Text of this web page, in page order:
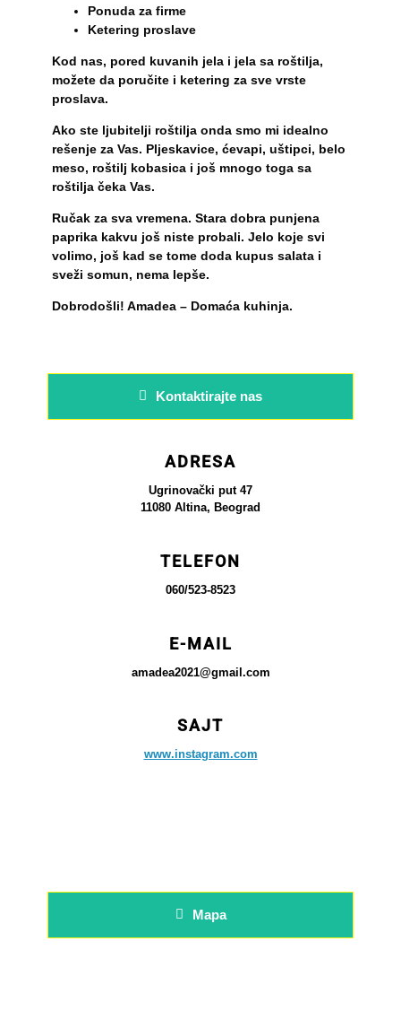
Ponuda za firme
Ketering proslave
Kod nas, pored kuvanih jela i jela sa roštilja,
možete da poručite i ketering za sve vrste
proslava.
Ako ste ljubitelji roštilja onda smo mi idealno
rešenje za Vas. Pljeskavice, ćevapi, uštipci, belo
meso, roštilj kobasica i još mnogo toga sa
roštilja čeka Vas.
Ručak za sva vremena. Stara dobra punjena
paprika kakvu još niste probali. Jelo koje svi
volimo, još kad se tome doda kupus salata i
sveži somun, nema lepše.
Dobrodošli! Amadea – Domaća kuhinja.
Kontaktirajte nas
ADRESA
Ugrinovački put 47
11080 Altina, Beograd
TELEFON
060/523-8523
E-MAIL
amadea2021@gmail.com
SAJT
www.instagram.com
Mapa